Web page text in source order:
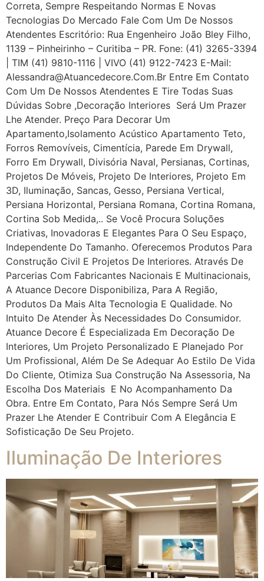
Correta, Sempre Respeitando Normas E Novas
Tecnologias Do Mercado Fale Com Um De Nossos
Atendentes Escritório: Rua Engenheiro João Bley Filho,
1139 – Pinheirinho – Curitiba – PR. Fone: (41) 3265-3394
| TIM (41) 9810-1116 | VIVO (41) 9122-7423 E-Mail:
Alessandra@atuancedecore.com.br Entre Em Contato
Com Um De Nossos Atendentes E Tire Todas Suas
Dúvidas Sobre ,Decoração Interiores Será Um Prazer
Lhe Atender. Preço Para Decorar Um
Apartamento,Isolamento Acústico Apartamento Teto,
Forros Removíveis, Cimentícia, Parede Em Drywall,
Forro Em Drywall, Divisória Naval, Persianas, Cortinas,
Projetos De Móveis, Projeto De Interiores, Projeto Em
3D, Iluminação, Sancas, Gesso, Persiana Vertical,
Persiana Horizontal, Persiana Romana, Cortina Romana,
Cortina Sob Medida,.. Se Você Procura Soluções
Criativas, Inovadoras E Elegantes Para O Seu Espaço,
Independente Do Tamanho. Oferecemos Produtos Para
Construção Civil E Projetos De Interiores. Através De
Parcerias Com Fabricantes Nacionais E Multinacionais,
A Atuance Decore Disponibiliza, Para A Região,
Produtos Da Mais Alta Tecnologia E Qualidade. No
Intuito De Atender Às Necessidades Do Consumidor.
Atuance Decore É Especializada Em Decoração De
Interiores, Um Projeto Personalizado E Planejado Por
Um Profissional, Além De Se Adequar Ao Estilo De Vida
Do Cliente, Otimiza Sua Construção Na Assessoria, Na
Escolha Dos Materiais E No Acompanhamento Da
Obra. Entre Em Contato, Para Nós Sempre Será Um
Prazer Lhe Atender E Contribuir Com A Elegância E
Sofisticação De Seu Projeto.
Iluminação De Interiores